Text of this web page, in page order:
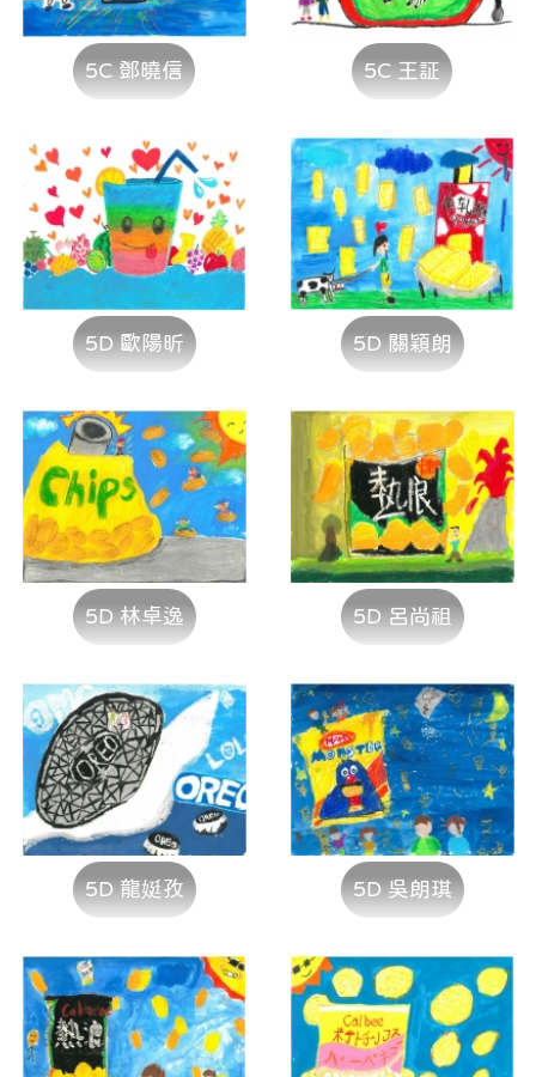
5C 鄧曉信 5C 王証
5D 歐陽昕 5D 關穎朗
5D 林卓逸 5D 呂尚祖
5D 龍娗孜 5D 吳朗琪